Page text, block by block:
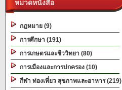
หมวดหนังสือ
กฎหมาย (9)
การศึกษา (191)
การเกษตรและชีววิทยา (80)
การเมืองและการปกครอง (10)
กีฬา ท่องเที่ยว สุขภาพและอาหาร (219)